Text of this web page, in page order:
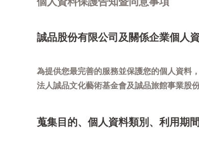
誠品股份有限公司及關係企業個人
為提供您最完善的服務並保護您的個人資料
法人誠品文化藝術基金會及誠品旅館事業股
蒐集目的、個人資料類別、利用期